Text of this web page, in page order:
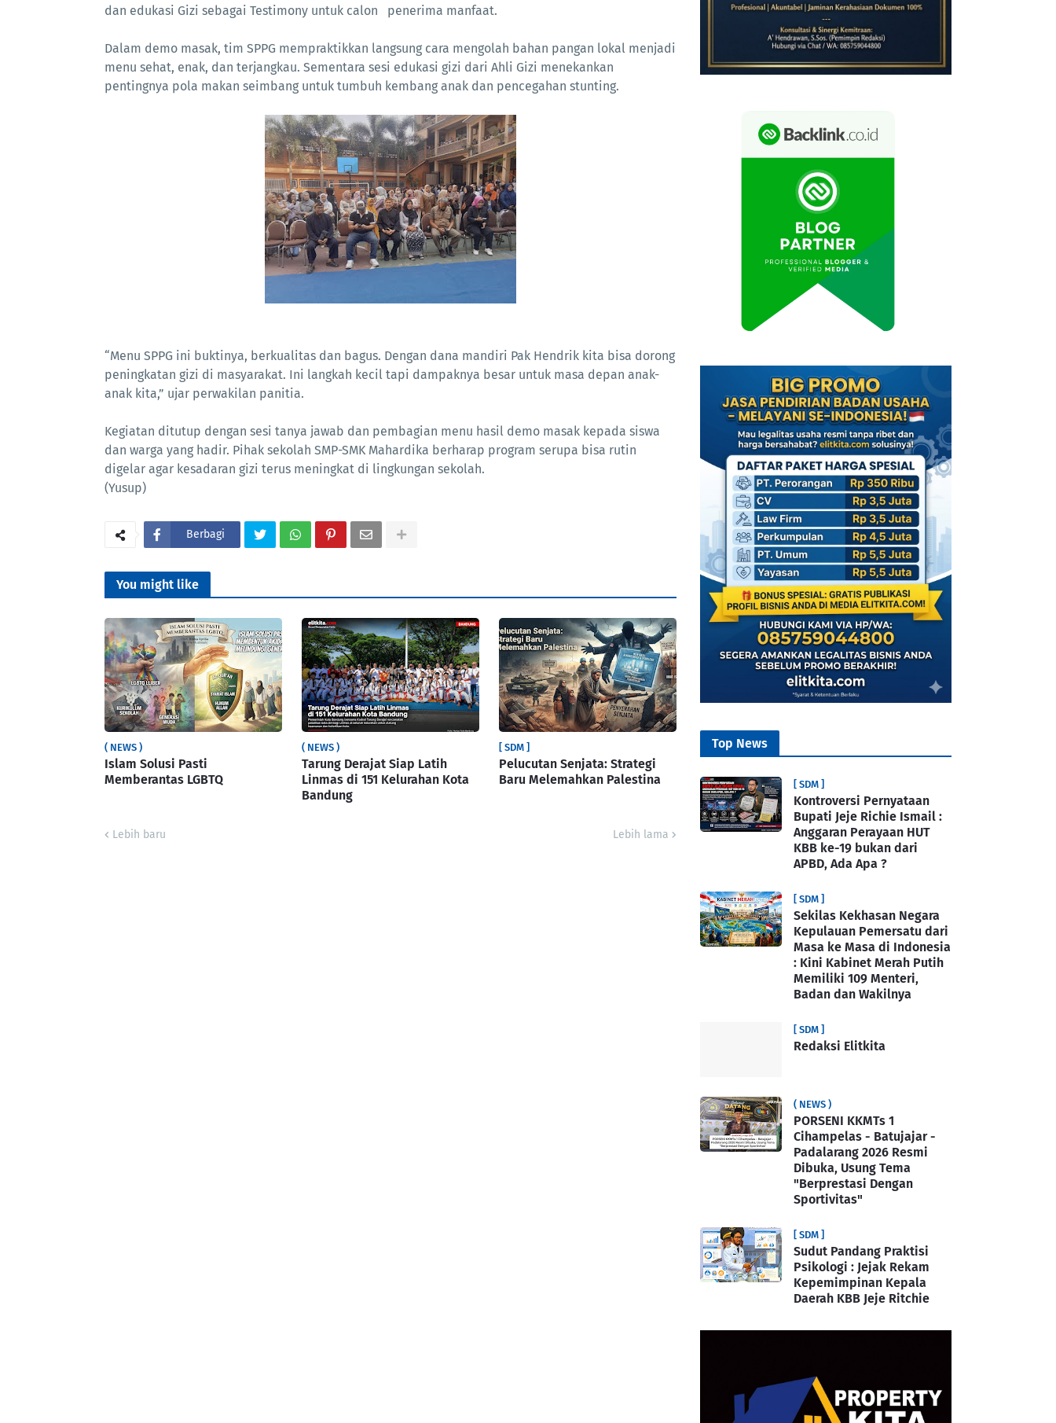
dan edukasi Gizi sebagai Testimony untuk calon penerima manfaat.
Dalam demo masak, tim SPPG mempraktikkan langsung cara mengolah bahan pangan lokal menjadi
menu sehat, enak, dan terjangkau. Sementara sesi edukasi gizi dari Ahli Gizi menekankan
pentingnya pola makan seimbang untuk tumbuh kembang anak dan pencegahan stunting.
“Menu SPPG ini buktinya, berkualitas dan bagus. Dengan dana mandiri Pak Hendrik kita bisa dorong
peningkatan gizi di masyarakat. Ini langkah kecil tapi dampaknya besar untuk masa depan anak-
anak kita,” ujar perwakilan panitia.
Kegiatan ditutup dengan sesi tanya jawab dan pembagian menu hasil demo masak kepada siswa
dan warga yang hadir. Pihak sekolah SMP-SMK Mahardika berharap program serupa bisa rutin
digelar agar kesadaran gizi terus meningkat di lingkungan sekolah.
(Yusup)
Berbagi
You might like
( NEWS )
Islam Solusi Pasti
Memberantas LGBTQ
( NEWS )
Tarung Derajat Siap Latih
Linmas di 151 Kelurahan Kota
Bandung
[ SDM ]
Pelucutan Senjata: Strategi
Baru Melemahkan Palestina
Lebih baru Lebih lama
Top News
[ SDM ]
Kontroversi Pernyataan
Bupati Jeje Richie Ismail :
Anggaran Perayaan HUT
KBB ke-19 bukan dari
APBD, Ada Apa ?
[ SDM ]
Sekilas Kekhasan Negara
Kepulauan Pemersatu dari
Masa ke Masa di Indonesia
: Kini Kabinet Merah Putih
Memiliki 109 Menteri,
Badan dan Wakilnya
[ SDM ]
Redaksi Elitkita
( NEWS )
PORSENI KKMTs 1
Cihampelas - Batujajar -
Padalarang 2026 Resmi
Dibuka, Usung Tema
"Berprestasi Dengan
Sportivitas"
[ SDM ]
Sudut Pandang Praktisi
Psikologi : Jejak Rekam
Kepemimpinan Kepala
Daerah KBB Jeje Ritchie